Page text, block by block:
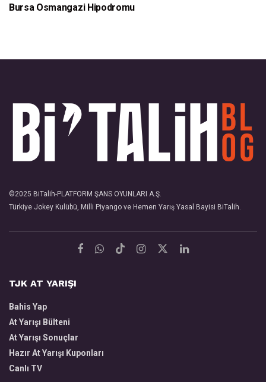
Bursa Osmangazi Hipodromu
©2025 BiTalih-PLATFORM ŞANS OYUNLARI A.Ş.
Türkiye Jokey Kulübü, Milli Piyango ve Hemen Yarış Yasal Bayisi BiTalih
TJK AT YARIŞI
Bahis Yap
At Yarışı Bülteni
At Yarışı Sonuçlar
Hazır At Yarışı Kuponları
Canlı TV